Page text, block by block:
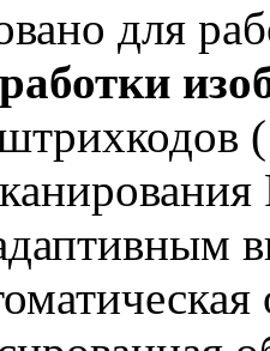
для